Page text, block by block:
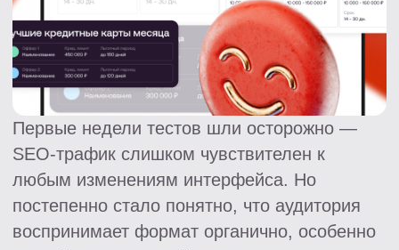
Простая интеграция виджета
и взвешенный подход к тестированию
позволили без дополнительных вливаний
увеличить не только доход,
но и скорректировать важные для SEO
поведенческие метрики ряда страниц
Поведенческие факторы доля
отказов и время пребывания
на сайте на страницах
улучшились до средних значений
сайта